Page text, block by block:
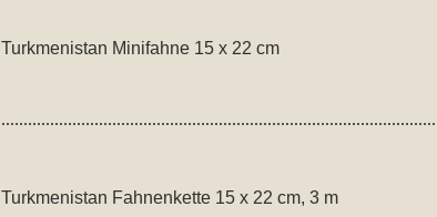
Turkmenistan Minifahne 15 x 22 cm
Turkmenistan Fahnenkette 15 x 22 cm, 3 m